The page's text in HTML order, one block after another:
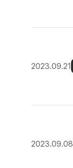
2023.09.21
2023.09.08